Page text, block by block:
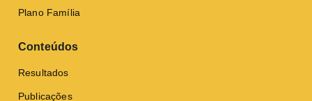
Plano Família
Conteúdos
Resultados
Publicações